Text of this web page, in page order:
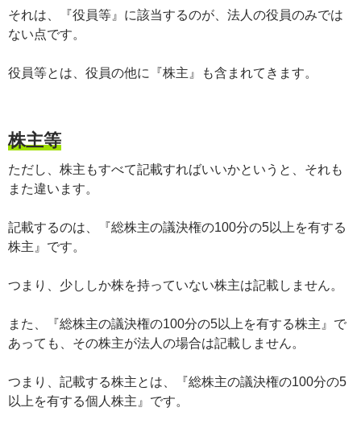
それは、『役員等』に該当するのが、法人の役員のみでは
ない点です。
役員等とは、役員の他に『株主』も含まれてきます。
株主等
ただし、株主もすべて記載すればいいかというと、それも
また違います。
記載するのは、『総株主の議決権の100分の5以上を有する
株主』です。
つまり、少ししか株を持っていない株主は記載しません。
また、『総株主の議決権の100分の5以上を有する株主』で
あっても、その株主が法人の場合は記載しません。
つまり、記載する株主とは、『総株主の議決権の100分の5
以上を有する個人株主』です。